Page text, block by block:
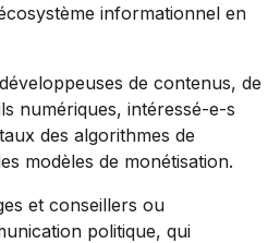
informationnel en
de contenus, de
numériques, intéressé-e-s
des algorithmes de
modèles de monétisation.
et conseillers ou
politique, qui